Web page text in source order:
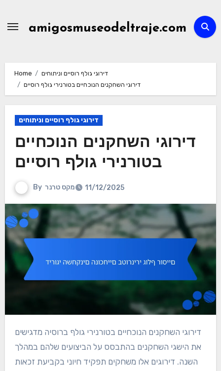
contentamigosmuseodeltraje.com
Home
דירוגי גולף רוסיים וניתוחים
דירוגי השחקנים הנוכחיים בטורנירי גולף רוסיים
דירוגי גולף רוסיים וניתוחים
דירוגי השחקנים הנוכחיים
בטורנירי גולף רוסיים
By מקס טרנר 11/12/2025
דירוגי השחקנים הנוכחיים בטורנירי גולף ברוסיה מדגישים
את הישגי השחקנים בהתבסס על הביצועים שלהם במהלך
השנה. דירוגים אלו משחקים תפקיד חיוני בקביעת זכאות